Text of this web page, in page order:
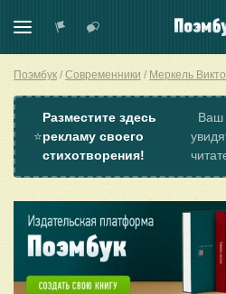
Поэмбук Современники Меркель
⭐
Разместите здесь
рекламу своего
стихотворения!
Ваш